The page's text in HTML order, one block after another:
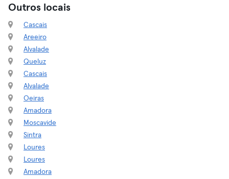
Outros locais
Cascais
Areeiro
Alvalade
Queluz
Cascais
Alvalade
Oeiras
Amadora
Moscavide
Sintra
Loures
Loures
Amadora